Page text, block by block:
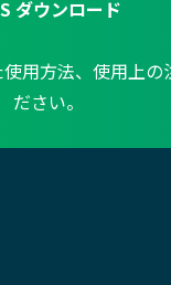
ダウンロード
用方法、使用上の
ださい。